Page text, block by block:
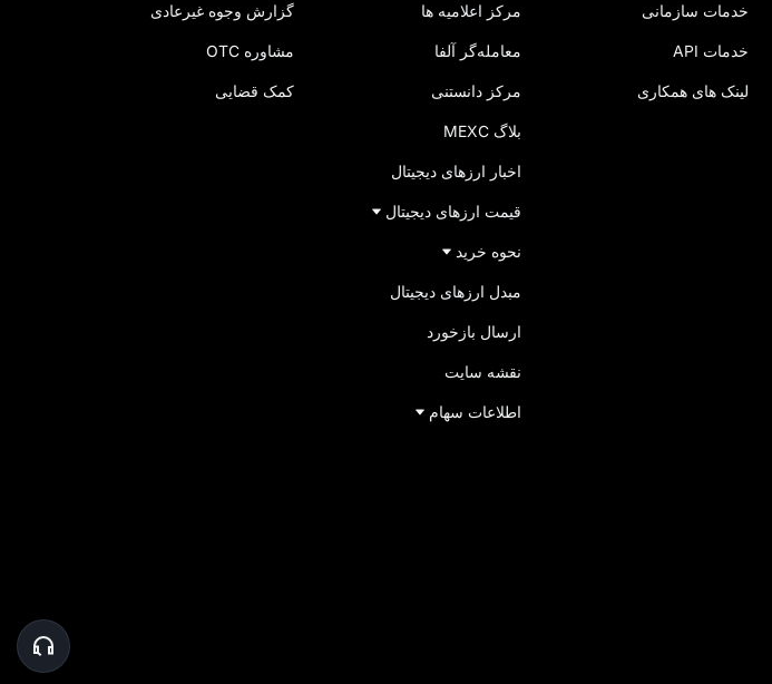
خدمات سازمانی
خدمات API
لینک‌ های همکاری
مرکز اعلامیه‌ ها
معامله‌گر آلفا
مرکز دانستنی
بلاگ MEXC
اخبار ارزهای دیجیتال
قیمت ارزهای دیجیتال
نحوه خرید
مبدل ارزهای دیجیتال
ارسال بازخورد
نقشه سایت
اطلاعات سهام
گزارش وجوه غیرعادی
مشاوره OTC
کمک قضایی